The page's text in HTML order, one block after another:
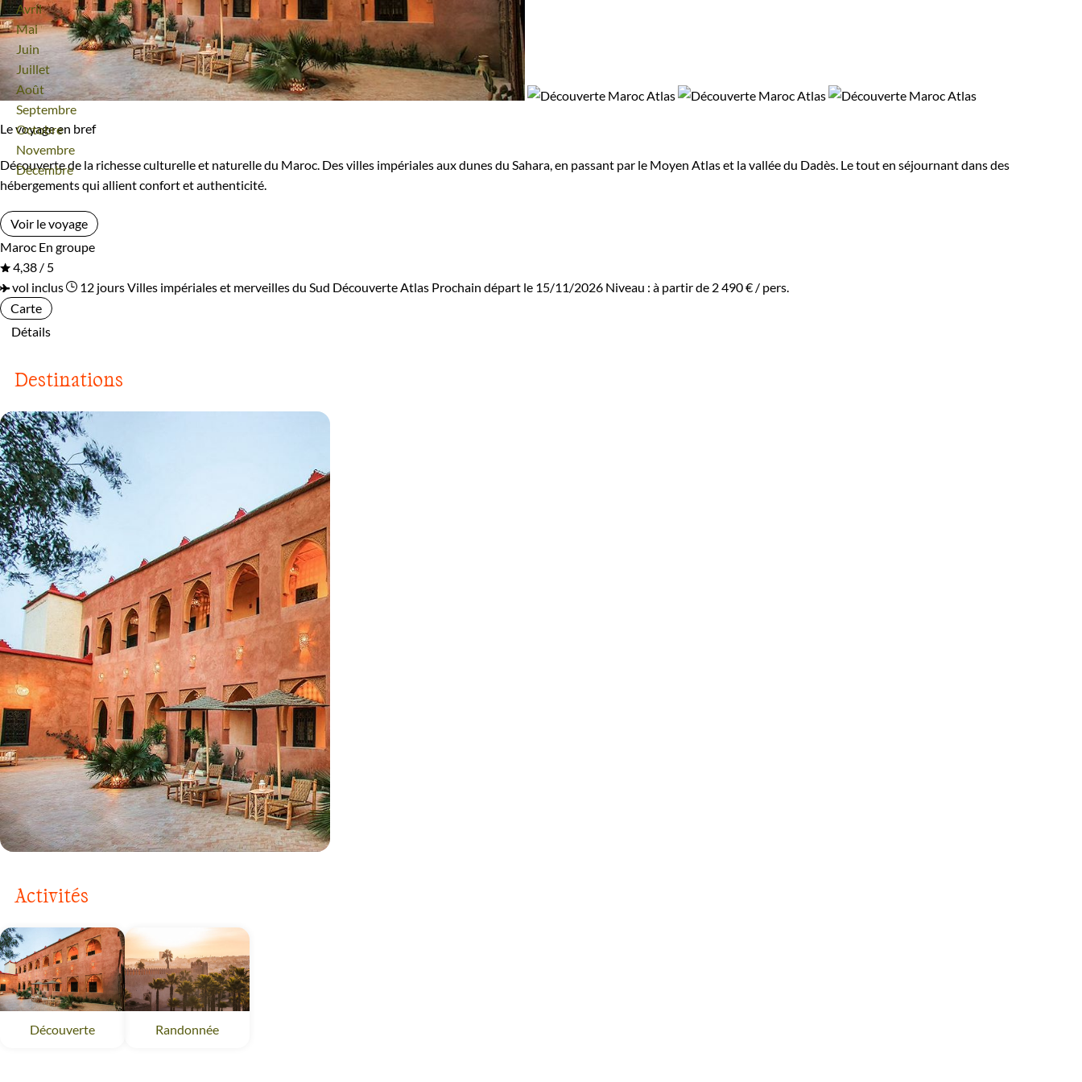
Avril
Mai
Juin
Juillet
Août
Septembre
Octobre
Novembre
Décembre
Le voyage en bref
Découverte de la richesse culturelle et naturelle du Maroc. Des villes impériales aux dunes du Sahara, en passant par le Moyen Atlas et la vallée du Dadès. Le tout en séjournant dans des
hébergements qui allient confort et authenticité.
Voir le voyage
Maroc En groupe
4,38 / 5
vol inclus
12 joursVilles impériales et merveilles du Sud Découverte Atlas Prochain départ le 15/11/2026 Niveau : à partir de 2 490 € / pers.
Carte
Détails
Destinations
Activités
Découverte Randonnée